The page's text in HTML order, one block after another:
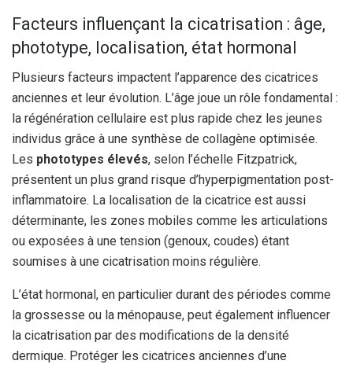
Facteurs influençant la cicatrisation : âge,
phototype, localisation, état hormonal
Plusieurs facteurs impactent l’apparence des cicatrices
anciennes et leur évolution. L’âge joue un rôle fondamental :
la régénération cellulaire est plus rapide chez les jeunes
individus grâce à une synthèse de collagène optimisée.
Les phototypes élevés, selon l’échelle Fitzpatrick,
présentent un plus grand risque d’hyperpigmentation post-
inflammatoire. La localisation de la cicatrice est aussi
déterminante, les zones mobiles comme les articulations
ou exposées à une tension (genoux, coudes) étant
soumises à une cicatrisation moins régulière.
L’état hormonal, en particulier durant des périodes comme
la grossesse ou la ménopause, peut également influencer
la cicatrisation par des modifications de la densité
dermique. Protéger les cicatrices anciennes d’une